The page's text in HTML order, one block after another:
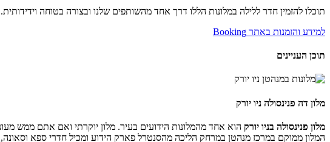
תוכלו להזמין חדר ללילה במלונות הללו דרך אחד מהשותפים שלנו ובצורה בטוחה
למידע והזמנות באתר Booking
תוכן העניינים
מלון דה פנינסולה ניו יורק
מלון פנינסולה בניו יורק
המלון ממוקם במרכז מנהטן במרחק הליכה מהסנטרל פארק הידוע ומכיל חדרי ספא וסאונה,